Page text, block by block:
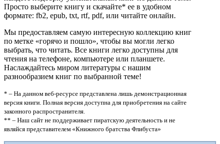
Просто выберите книгу и скачайте* ее в удобном
формате: fb2, epub, txt, rtf, pdf, или читайте онлайн.
Мы предоставляем самую интересную коллекцию книг
по метке «горячо и пошло», чтобы вы могли легко
выбрать, что читать. Все книги легко доступны для
чтения на телефоне, компьютере или планшете.
Наслаждайтесь миром литературы с нашим
разнообразием книг по выбранной теме!
* – На данном веб-ресурсе представлена лишь демонстрационная
версия книги. Полная версия доступна для приобретения на сайте
законного распространителя.
** – Наш сайт не поддерживает пиратскую деятельность и не
являйся представителем «Книжного братства Флибуста»